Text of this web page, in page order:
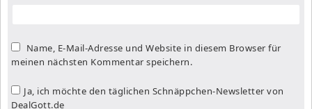
Name, E-Mail-Adresse und Website in diesem Browser für
meinen nächsten Kommentar speichern.
Ja, ich möchte den täglichen Schnäppchen-Newsletter von
DealGott.de